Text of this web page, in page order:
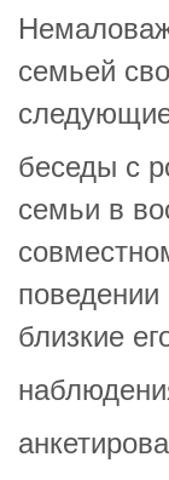
семьей
беседы с
семьи в
близкие